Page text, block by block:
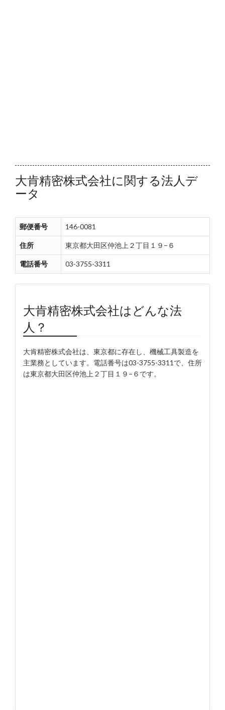
大肯精密株式会社に関する法人デ
ータ
郵便番号 146-0081
住所 東京都大田区仲池上２丁目１９−６
電話番号 03-3755-3311
大肯精密株式会社はどんな法
人？
大肯精密株式会社は、東京都に存在し、機械工具製造を
主業務としています。電話番号は03-3755-3311で、住所
は東京都大田区仲池上２丁目１９−６です。